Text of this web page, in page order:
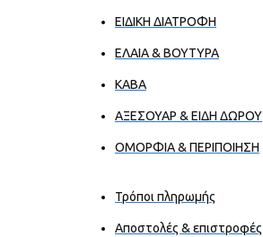
ΕΙΔΙΚΗ ΔΙΑΤΡΟΦΗ
ΕΛΑΙΑ & ΒΟΥΤΥΡΑ
ΚΑΒΑ
ΑΞΕΣΟΥΑΡ & ΕΙΔΗ ΔΩΡΟΥ
ΟΜΟΡΦΙΑ & ΠΕΡΙΠΟΙΗΣΗ
Τρόποι πληρωμής
Αποστολές & επιστροφές